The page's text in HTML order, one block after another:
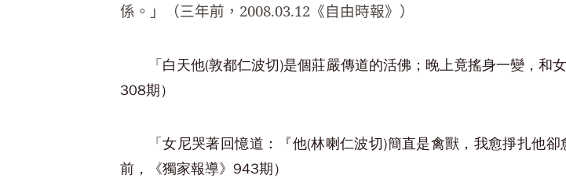
係。」（三年前，2008.03.12《自由時報》）
「白天他(敦都仁波切)是個莊嚴傳道的活佛；晚上竟搖身一變，
308期）
「女尼哭著回憶道：『他(林喇仁波切)簡直是禽獸，我愈掙扎他
前，《獨家報導》943期）